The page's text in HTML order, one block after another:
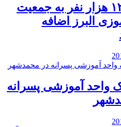
️سالانه ۱۲ هزار نفر به جمعیت
البرز اضافه
یک واحد آموزشی پسرانه